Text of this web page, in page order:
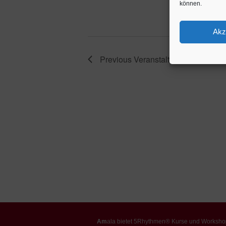
können.
Previous Veranstaltungen
Amala bietet 5Rhythmen® Kurse und